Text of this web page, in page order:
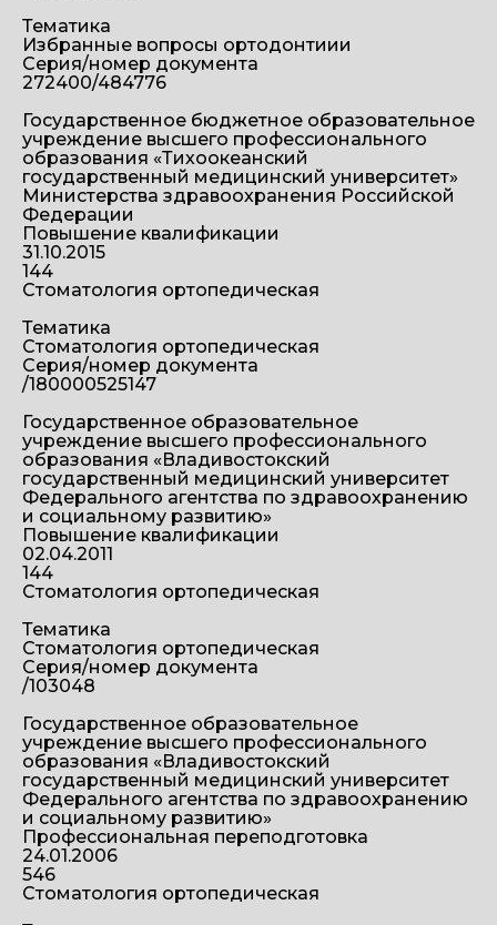
Тематика
Избранные вопросы ортодонтиии
Серия/номер документа
272400/484776
Государственное бюджетное образовательное
учреждение высшего профессионального
образования «Тихоокеанский
государственный медицинский университет»
Министерства здравоохранения Российской
Федерации
Повышение квалификации
31.10.2015
144
Стоматология ортопедическая
Тематика
Стоматология ортопедическая
Серия/номер документа
/180000525147
Государственное образовательное
учреждение высшего профессионального
образования «Владивостокский
государственный медицинский университет
Федерального агентства по здравоохранению
и социальному развитию»
Повышение квалификации
02.04.2011
144
Стоматология ортопедическая
Тематика
Стоматология ортопедическая
Серия/номер документа
/103048
Государственное образовательное
учреждение высшего профессионального
образования «Владивостокский
государственный медицинский университет
Федерального агентства по здравоохранению
и социальному развитию»
Профессиональная переподготовка
24.01.2006
546
Стоматология ортопедическая